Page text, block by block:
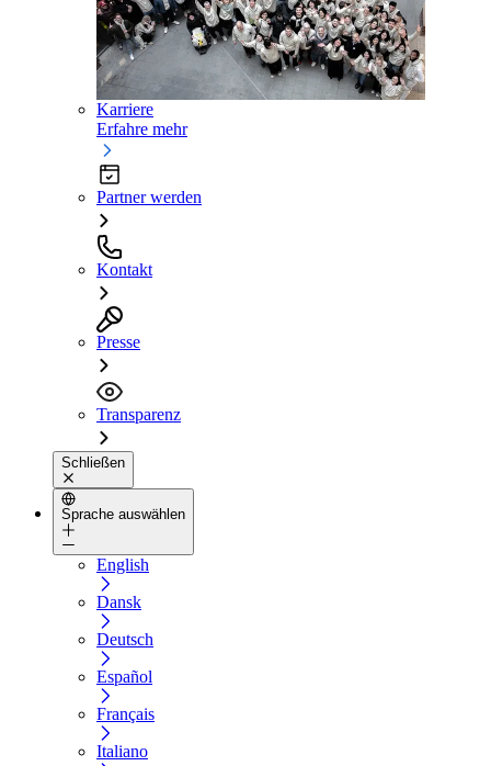
Karriere
Erfahre mehr
Partner werden
Kontakt
Presse
Transparenz
Schließen
Sprache auswählen
English
Dansk
Deutsch
Español
Français
Italiano